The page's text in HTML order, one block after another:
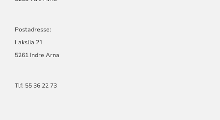
Postadresse:
Lakslia 21
5261 Indre Arna
Tlf: 55 36 22 73